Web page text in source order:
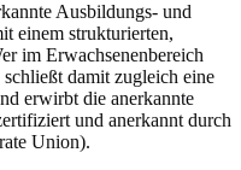
Ausbildungs- und
einem strukturierten,
im Erwachsenenbereich
damit zugleich eine
erwirbt die anerkannte
und anerkannt durch
Union).